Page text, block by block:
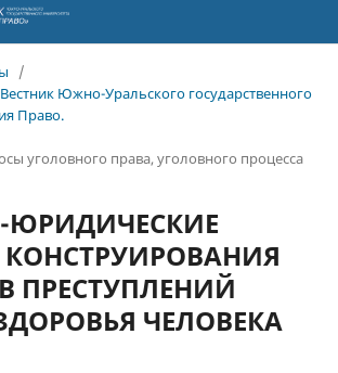
/
Южно-Уральского государственного
Право.
уголовного права, уголовного процесса
ЮРИДИЧЕСКИЕ
ПРЕСТУПЛЕНИЙ
ЧЕЛОВЕКА